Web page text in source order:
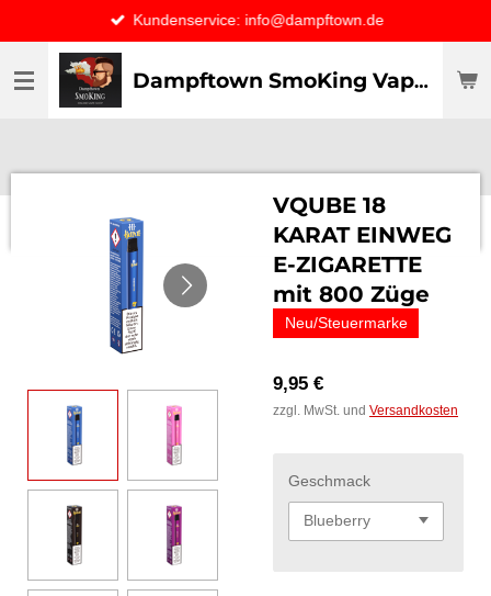
Hauptinhalt
springen
Dampftown SmoKing Vapor specialist & CO / VAPE ONLY THE BEST
Kundenservice: info@dampftown.de
VQUBE 18
KARAT EINWEG
E-ZIGARETTE
mit 800 Züge
Neu/Steuermarke
9,95 €
zzgl. MwSt. und Versandkosten
Geschmack